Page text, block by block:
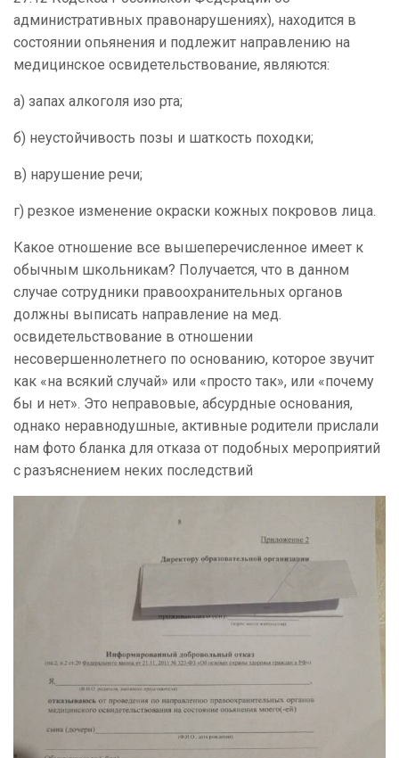
административных правонарушениях), находится в
состоянии опьянения и подлежит направлению на
медицинское освидетельствование, являются:
а) запах алкоголя изо рта;
б) неустойчивость позы и шаткость походки;
в) нарушение речи;
г) резкое изменение окраски кожных покровов лица.
Какое отношение все вышеперечисленное имеет к
обычным школьникам? Получается, что в данном
случае сотрудники правоохранительных органов
должны выписать направление на мед.
освидетельствование в отношении
несовершеннолетнего по основанию, которое звучит
как «на всякий случай» или «просто так», или «почему
бы и нет». Это неправовые, абсурдные основания,
однако неравнодушные, активные родители прислали
нам фото бланка для отказа от подобных мероприятий
с разъяснением неких последствий